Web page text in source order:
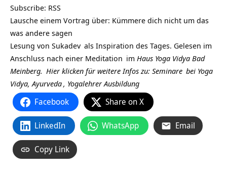
Subscribe: RSS
Lausche einem Vortrag über: Kümmere dich nicht um das
was andere sagen
Lesung von Sukadev als Inspiration des Tages. Gelesen im
Anschluss nach einer Meditation im Haus Yoga Vidya Bad
Meinberg. Hier klicken für weitere Infos zu: Seminare bei Yoga
Vidya,Ayurveda, Yogalehrer Ausbildung
Facebook Share on X
LinkedIn WhatsApp Email
Copy Link